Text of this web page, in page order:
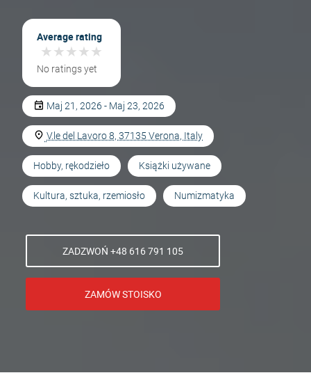
Average rating
★★★★★
★★★★★
No ratings yet
Maj 21, 2026 - Maj 23, 2026
V.le del Lavoro 8, 37135 Verona, Italy
Hobby, rękodzieło Książki używane
Kultura, sztuka, rzemiosło Numizmatyka
ZADZWOŃ +48 616 791 105
ZAMÓW STOISKO